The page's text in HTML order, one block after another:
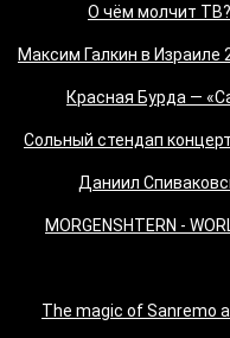
«О чём молчит
Максим Галкин в Израиле
Красная Бурда —
"Сольный стендап
"Даниил
MORGENSHTERN -
"The magic of Sanremo